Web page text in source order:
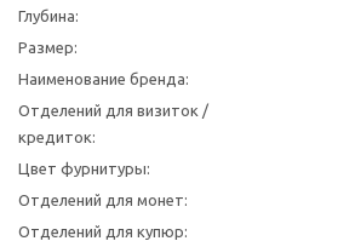
Глубина:
Размер:
Наименование бренда:
Отделений для визиток /
кредиток:
Цвет фурнитуры:
Отделений для монет:
Отделений для купюр: